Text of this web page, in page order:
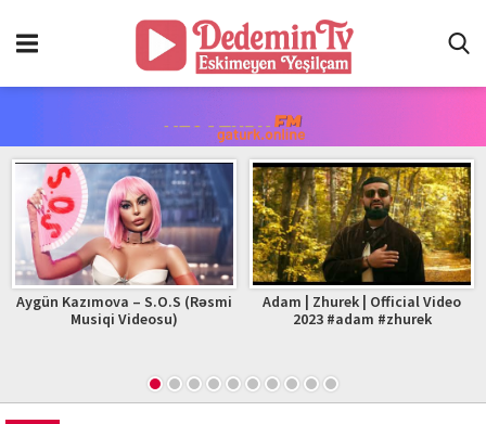
Aygün Kazımova – S.O.S (Rəsmi
Musiqi Videosu)
Adam | Zhurek | Official Video
2023 #adam #zhurek